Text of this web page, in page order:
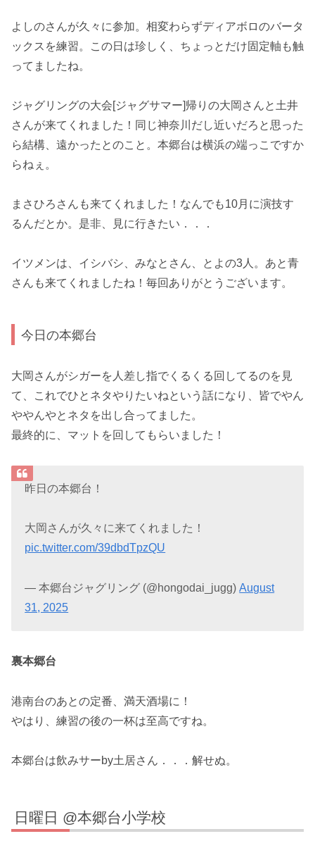
よしのさんが久々に参加。相変わらずディアボロのバータ
ックスを練習。この日は珍しく、ちょっとだけ固定軸も触
ってましたね。
ジャグリングの大会[ジャグサマー]帰りの大岡さんと土井
さんが来てくれました！同じ神奈川だし近いだろと思った
ら結構、遠かったとのこと。本郷台は横浜の端っこですか
らねぇ。
まさひろさんも来てくれました！なんでも10月に演技す
るんだとか。是非、見に行きたい．．．
イツメンは、イシバシ、みなとさん、とよの3人。あと青
さんも来てくれましたね！毎回ありがとうございます。
今日の本郷台
大岡さんがシガーを人差し指でくるくる回してるのを見
て、これでひとネタやりたいねという話になり、皆でやん
ややんやとネタを出し合ってました。
最終的に、マットを回してもらいました！
昨日の本郷台！
大岡さんが久々に来てくれました！
pic.twitter.com/39dbdTpzQU
— 本郷台ジャグリング (@hongodai_jugg)August
31, 2025
裏本郷台
港南台のあとの定番、満天酒場に！
やはり、練習の後の一杯は至高ですね。
本郷台は飲みサーby土居さん．．．解せぬ。
日曜日 @本郷台小学校